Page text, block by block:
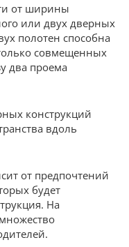
от ширины
или двух дверных
полотен способна
совмещенных
два проема
конструкций
вдоль
от предпочтений
будет
На